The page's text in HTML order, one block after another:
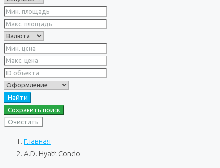
Найти
Сохранить поиск
Очистить
Главная
A.D. Hyatt Condo